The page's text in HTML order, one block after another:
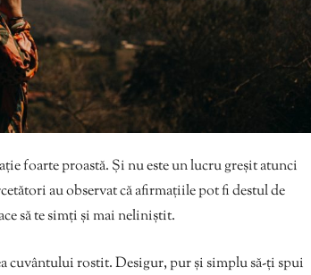
foarte proastă. Și nu este un lucru greșit atunci
au observat că afirmațiile pot fi destul de
să te simți și mai neliniştit.
cuvântului rostit. Desigur, pur și simplu să-ți spui